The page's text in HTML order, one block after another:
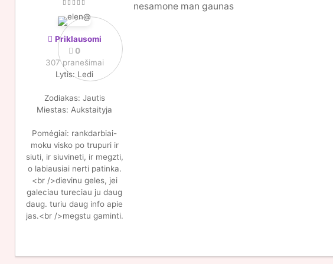
Priklausomi
0
307 pranešimai
Lytis: Ledi
Zodiakas: Jautis
Miestas: Aukstaityja
Pomėgiai: rankdarbiai-
moku visko po trupuri ir
siuti, ir siuvineti, ir megzti,
o labiausiai nerti patinka.
<br />dievinu geles, jei
galeciau tureciau ju daug
daug. turiu daug info apie
jas.<br />megstu gaminti.
nesamone man gaunas